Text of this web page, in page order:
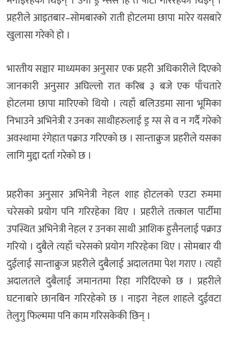
प्रहरीले आइतबार–सोमबारको राती होटलमा छापा मारेर यसबारे
खुलासा गरेको हो ।
भारतीय सञ्चार माध्यमका अनुसार एक प्रहरी अधिकारीले दिएको
जानकारी अनुसार अघिल्लो रात करिब ३ बजे एक पाँचतारे
होटलमा छापा मारिएको थियो । त्यहाँ बलिउडमा साना भूमिका
निभाउने अभिनेत्री र उनका साथीहरुलाई ड्र ग्स से व न गर्दै गरेको
अवस्थामा रंगेहात पक्राउ गरिएको छ । सान्ताक्रुज प्रहरीले यसका
लागि मुद्दा दर्ता गरेको छ ।
प्रहरीका अनुसार अभिनेत्री नेहल शाह होटलको एउटा रुममा
चरेसको प्रयोग पनि गरिरहेका थिए । प्रहरीले तत्काल पार्टीमा
उपस्थित अभिनेत्री नेहल र उनका साथी आशिक हुसैनलाई पक्राउ
गरियो । दुबैले त्यहाँ चरेसको प्रयोग गरिरहेका थिए । सोमबार यी
दुईलाई सान्ताक्रुज प्रहरीले दुबैलाई अदालतमा पेश गराए । त्यहाँ
अदालतले दुबैलाई जमानतमा रिहा गरिदिएको छ । प्रहरीले
घटनाबारे छानबिन गरिरहेको छ । नाइरा नेहल शाहले दुईवटा
तेलुगु फिल्ममा पनि काम गरिसकेकी छिन् ।